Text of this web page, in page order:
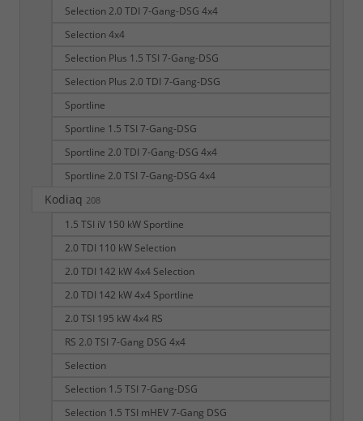
Selection 2.0 TDI 7-Gang-DSG 4x4
Selection 4x4
Selection Plus 1.5 TSI 7-Gang-DSG
Selection Plus 2.0 TDI 7-Gang-DSG
Sportline
Sportline 1.5 TSI 7-Gang-DSG
Sportline 2.0 TDI 7-Gang-DSG 4x4
Sportline 2.0 TSI 7-Gang-DSG 4x4
Kodiaq 208
1.5 TSI iV 150 kW Sportline
2.0 TDI 110 kW Selection
2.0 TDI 142 kW 4x4 Selection
2.0 TDI 142 kW 4x4 Sportline
2.0 TSI 195 kW 4x4 RS
RS 2.0 TSI 7-Gang DSG 4x4
Selection
Selection 1.5 TSI 7-Gang-DSG
Selection 1.5 TSI mHEV 7-Gang DSG